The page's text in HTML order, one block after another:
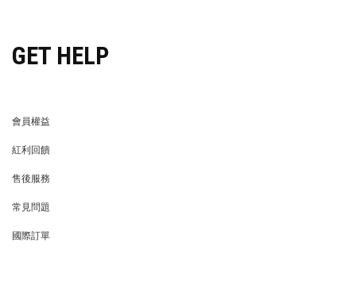
GET HELP
會員權益
紅利回饋
售後服務
常見問題
國際訂單